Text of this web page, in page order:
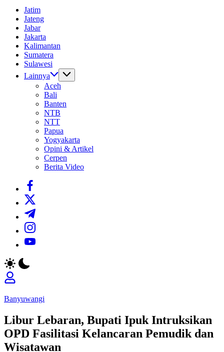
Jatim
Jateng
Jabar
Jakarta
Kalimantan
Sumatera
Sulawesi
Lainnya
Aceh
Bali
Banten
NTB
NTT
Papua
Yogyakarta
Opini & Artikel
Cerpen
Berita Video
https://www.facebook.com/
https://twitter.com/
https://t.me/
https://www.instagram.com/
https://youtube.com/
Banyuwangi
Libur Lebaran, Bupati Ipuk Intruksikan
OPD Fasilitasi Kelancaran Pemudik dan
Wisatawan